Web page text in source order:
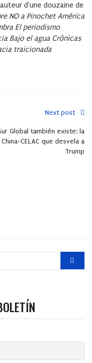
d'une douzaine de
NO a Pinochet América
El periodismo
Bajo el agua Crónicas
traicionada
Next post
Global también existe: la
CELAC que desvela a
Trump